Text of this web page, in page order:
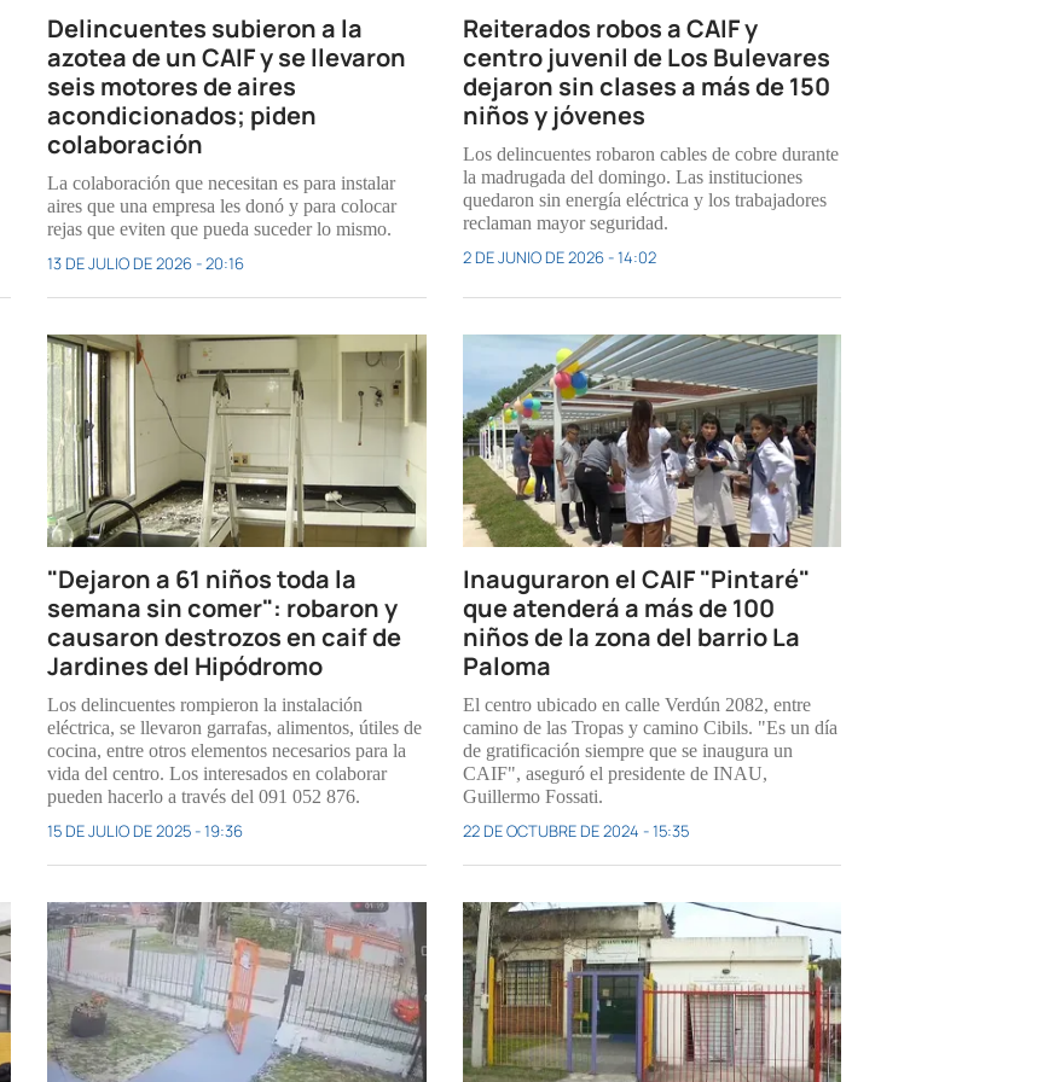
Delincuentes subieron a la
azotea de un CAIF y se llevaron
seis motores de aires
acondicionados; piden
colaboración
La colaboración que necesitan es para instalar
aires que una empresa les donó y para colocar
rejas que eviten que pueda suceder lo mismo.
13 DE JULIO DE 2026 - 20:16
Reiterados robos a CAIF y
centro juvenil de Los Bulevares
dejaron sin clases a más de 150
niños y jóvenes
Los delincuentes robaron cables de cobre durante
la madrugada del domingo. Las instituciones
quedaron sin energía eléctrica y los trabajadores
reclaman mayor seguridad.
2 DE JUNIO DE 2026 - 14:02
"Dejaron a 61 niños toda la
semana sin comer": robaron y
causaron destrozos en caif de
Jardines del Hipódromo
Los delincuentes rompieron la instalación
eléctrica, se llevaron garrafas, alimentos, útiles de
cocina, entre otros elementos necesarios para la
vida del centro. Los interesados en colaborar
pueden hacerlo a través del 091 052 876.
15 DE JULIO DE 2025 - 19:36
Inauguraron el CAIF "Pintaré"
que atenderá a más de 100
niños de la zona del barrio La
Paloma
El centro ubicado en calle Verdún 2082, entre
camino de las Tropas y camino Cibils. "Es un día
de gratificación siempre que se inaugura un
CAIF", aseguró el presidente de INAU,
Guillermo Fossati.
22 DE OCTUBRE DE 2024 - 15:35